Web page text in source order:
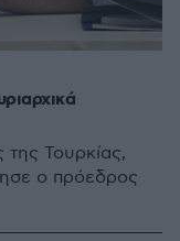
Τουρκίας,
ο πρόεδρος